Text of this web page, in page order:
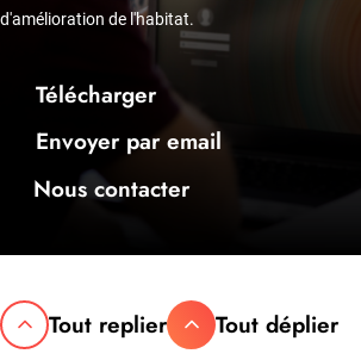
d'amélioration de l'habitat.
Télécharger
Envoyer par email
Nous contacter
Tout replier Tout déplier